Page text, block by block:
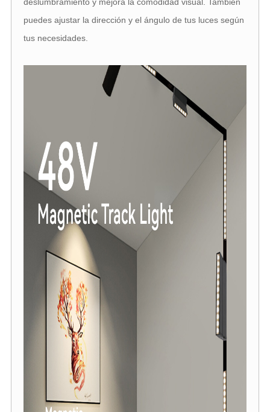
puedes ajustar la dirección y el ángulo de tus luces según
tus necesidades.